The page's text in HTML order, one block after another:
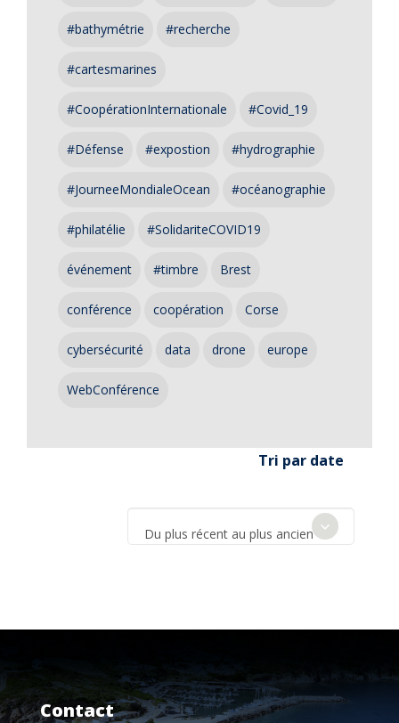
#bathymétrie #recherche
#cartesmarines
#CoopérationInternationale #Covid_19
#Défense #expostion #hydrographie
#JourneeMondialeOcean #océanographie
#philatélie #SolidariteCOVID19
événement #timbre Brest
conférence coopération Corse
cybersécurité data drone europe
WebConférence
Tri par date
Du plus récent au plus ancien
Contact